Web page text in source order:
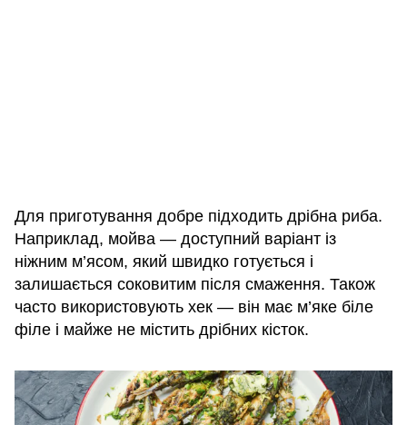
Для приготування добре підходить дрібна риба.
Наприклад, мойва — доступний варіант із
ніжним м’ясом, який швидко готується і
залишається соковитим після смаження. Також
часто використовують хек — він має м’яке біле
філе і майже не містить дрібних кісток.